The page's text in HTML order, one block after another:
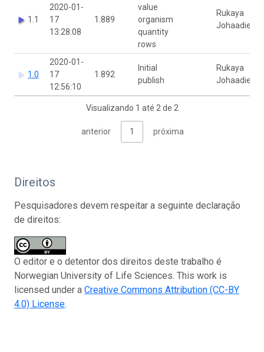
1.1
2020-01-
17
13:28:08
1.889
value
organism
quantity
rows
Rukaya
Johaadien
1.0
2020-01-
17
12:56:10
1.892
Initial
publish
Rukaya
Johaadien
Visualizando 1 até 2 de 2
anterior 1 próxima
Direitos
Pesquisadores devem respeitar a seguinte declaração
de direitos:
O editor e o detentor dos direitos deste trabalho é
Norwegian University of Life Sciences. This work is
licensed under a Creative Commons Attribution (CC-BY
4.0) License.